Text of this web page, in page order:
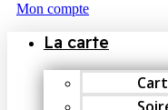
Mon compte
La carte